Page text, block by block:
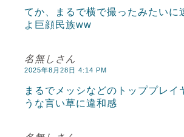
てか、まるで横で撮ったみたいに
よ巨顔民族ww
名無しさん
2025年8月28日 4:14 PM
まるでメッシなどのトッププレイ
うな言い草に違和感